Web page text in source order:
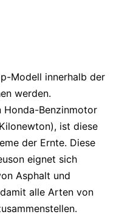
Modell innerhalb der
werden.
Benzinmotor
ist diese
der Ernte. Diese
eignet sich
Asphalt und
alle Arten von